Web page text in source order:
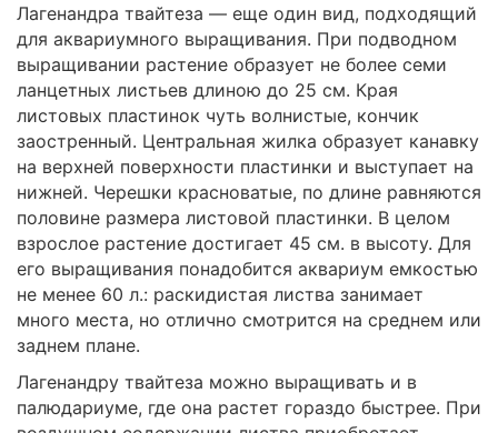
Лагенандра твайтеза — еще один вид, подходящий
для аквариумного выращивания. При подводном
выращивании растение образует не более семи
ланцетных листьев длиною до 25 см. Края
листовых пластинок чуть волнистые, кончик
заостренный. Центральная жилка образует канавку
на верхней поверхности пластинки и выступает на
нижней. Черешки красноватые, по длине равняются
половине размера листовой пластинки. В целом
взрослое растение достигает 45 см. в высоту. Для
его выращивания понадобится аквариум емкостью
не менее 60 л.: раскидистая листва занимает
много места, но отлично смотрится на среднем или
заднем плане.
Лагенандру твайтеза можно выращивать и в
палюдариуме, где она растет гораздо быстрее. При